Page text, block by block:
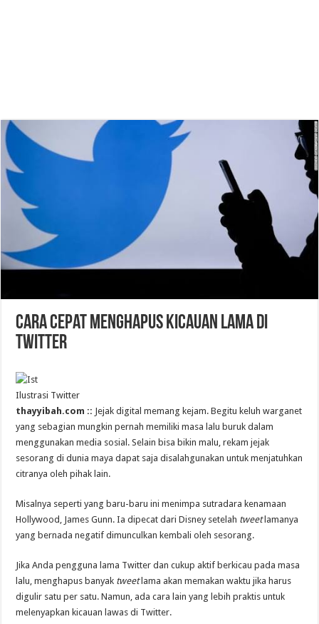
Cara Cepat Menghapus Kicauan Lama di
Twitter
Ilustrasi Twitter
thayyibah.com :: Jejak digital memang kejam. Begitu keluh warganet
yang sebagian mungkin pernah memiliki masa lalu buruk dalam
menggunakan media sosial. Selain bisa bikin malu, rekam jejak
sesorang di dunia maya dapat saja disalahgunakan untuk menjatuhkan
citranya oleh pihak lain.
Misalnya seperti yang baru-baru ini menimpa sutradara kenamaan
Hollywood, James Gunn. Ia dipecat dari Disney setelah tweetlamanya
yang bernada negatif dimunculkan kembali oleh sesorang.
Jika Anda pengguna lama Twitter dan cukup aktif berkicau pada masa
lalu, menghapus banyak tweet lama akan memakan waktu jika harus
digulir satu per satu. Namun, ada cara lain yang lebih praktis untuk
melenyapkan kicauan lawas di Twitter.